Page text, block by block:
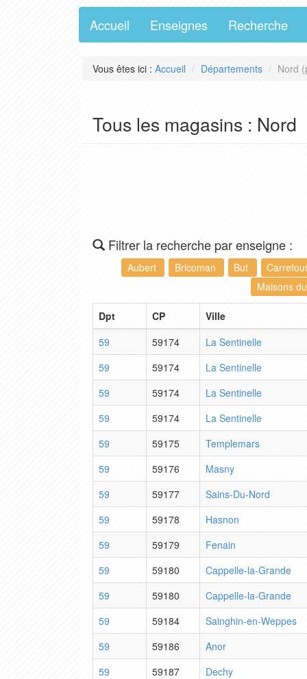
Accueil Enseignes Recherche
Vous êtes ici : Accueil Départements Nord
Tous les magasins : Nord
Filtrer la recherche par enseigne :
Aubert Bricoman But
Maisons
Dpt CP
Ville
59
59174
La Sentinelle
59
59174
La Sentinelle
59
59174
La Sentinelle
59
59174
La Sentinelle
59
59175
Templemars
59
59176
Masny
59
59177
Sains-Du-Nord
59
59178
Hasnon
59
59179
Fenain
59
59180
Cappelle-la-Grande
59
59180
Cappelle-la-Grande
59
59184
Sainghin-en-Weppes
59
59186
Anor
59
59187
Dechy